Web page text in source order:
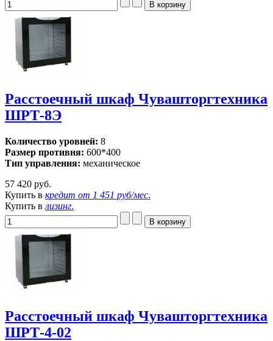
Расстоечный шкаф Чувашторгтехника
ШРТ-8Э
Количество уровней: 8
Размер противня: 600*400
Тип управления: механическое
57 420 руб.
Купить в кредит от 1 451 руб/мес.
Купить в лизинг.
Расстоечный шкаф Чувашторгтехника
ШРТ-4-02